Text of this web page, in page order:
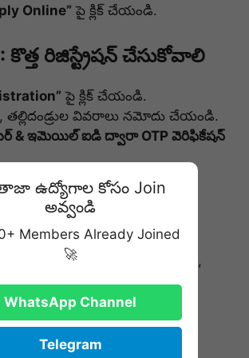
Online” పై క్లిక్ చేయండి.
కొత్త రిజిస్ట్రేషన్ చేసుకోవాలి
పై క్లిక్ చేయండి.
తల్లిదండ్రుల వివరాలు నమోదు చేయండి.
& ఇమెయిల్ ఐడి ద్వారా OTP వెరిఫికేషన్
ఫారమ్ నింపండి.
అప్లికేషన్ ఫారమ్ నింపడం
సమాచారం, తల్లిదండ్రుల వివరాలు,
ఇవ్వండి.
అప్‌లోడ్ చేయండి.
సబ్మిట్ చేయండి.
ఉద్యోగాల కోసం Join
అవ్వండి
Members Already Joined
🚀
WhatsApp Channel
Telegram